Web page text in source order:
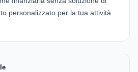
personalizzato per la tua attività